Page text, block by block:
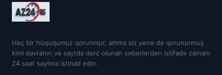
Heç bir hüququmuz qorunmur, amma siz yenə də qorunurmuş
kimi davranın və saytda dərc olunan xəbərlərdən istifadə zamanı
24 saat saytına istinad edin.